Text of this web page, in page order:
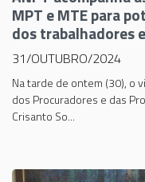
MPT e MTE para
dos trabalhadores
31/OUTUBRO/2024
Na tarde de ontem (30), o
dos Procuradores e das
Crisanto So...